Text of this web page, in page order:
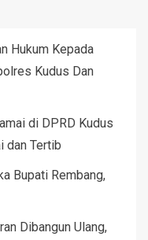
Hukum Kepada
Kudus Dan
di DPRD Kudus
dan Tertib
Bupati Rembang,
Dibangun Ulang,